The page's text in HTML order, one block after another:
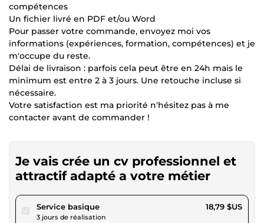
compétences
Un fichier livré en PDF et/ou Word
Pour passer votre commande, envoyez moi vos
informations (expériences, formation, compétences) et je
m'occupe du reste.
Délai de livraison : parfois cela peut être en 24h mais le
minimum est entre 2 à 3 jours. Une retouche incluse si
nécessaire.
Votre satisfaction est ma priorité n'hésitez pas à me
contacter avant de commander !
Je vais crée un cv professionnel et
attractif adapté a votre métier
Service basiquepour 17,32 $US
3 jours de réalisation
18,79 $US